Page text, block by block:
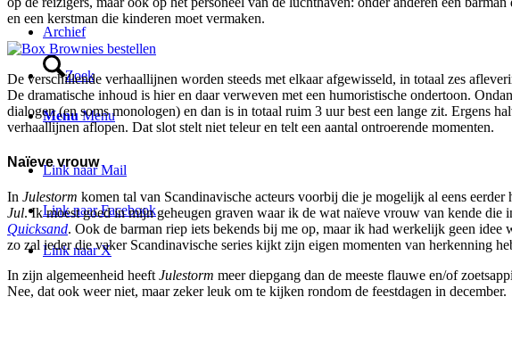
Archief
Zoek
Menu Menu
Link naar Mail
Link naar Facebook
Link naar X
en een kerstman die kinderen moet vermaken.
De verschillende verhaallijnen worden steeds met elkaar afgewisseld, in totaal zes
De dramatische inhoud is hier en daar verweven met een humoristische ondertoon.
dialogen (en soms monologen) en dan is in totaal ruim 3 uur best een lange zit. Ergens
verhaallijnen aflopen. Dat slot stelt niet teleur en telt een aantal ontroerende momenten.
Naïeve vrouw
In Julestorm komen tal van Scandinavische acteurs voorbij die je mogelijk al eens
Jul. Ik moest goed in mijn geheugen graven waar ik de wat naïeve vrouw van kende
Quicksand. Ook de barman riep iets bekends bij me op, maar ik had werkelijk geen
zo zal ieder die vaker Scandinavische series kijkt zijn eigen momenten van herkenning
In zijn algemeenheid heeftJulestorm meer diepgang dan de meeste flauwe en/of
Nee, dat ook weer niet, maar zeker leuk om te kijken rondom de feestdagen in december.